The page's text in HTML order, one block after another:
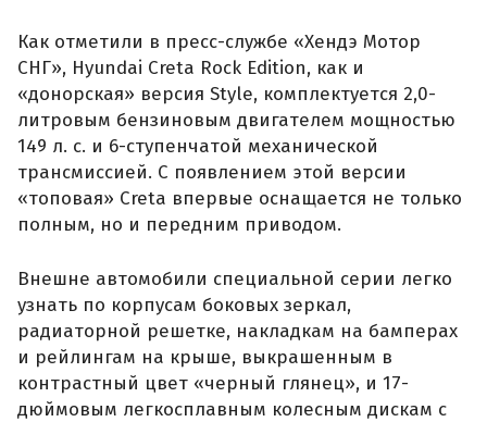
Как отметили в пресс-службе «Хендэ Мотор
СНГ», Hyundai Creta Rock Edition, как и
«донорская» версия Style, комплектуется 2,0-
литровым бензиновым двигателем мощностью
149 л. с. и 6-ступенчатой механической
трансмиссией. С появлением этой версии
«топовая» Creta впервые оснащается не только
полным, но и передним приводом.
Внешне автомобили специальной серии легко
узнать по корпусам боковых зеркал,
радиаторной решетке, накладкам на бамперах
и рейлингам на крыше, выкрашенным в
контрастный цвет «черный глянец», и 17-
дюймовым легкосплавным колесным дискам с